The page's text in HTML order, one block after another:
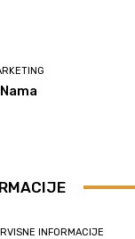
INFORMACIJE